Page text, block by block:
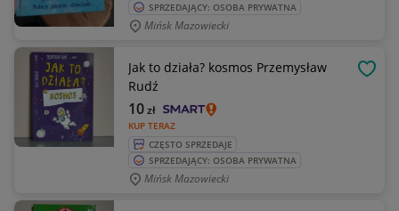
SPRZEDAJĄCY: OSOBA PRYWATNA
Mińsk Mazowiecki
Jak to działa? kosmos Przemysław
Rudź
KUP TERAZ
10zł
CZĘSTO SPRZEDAJE
SPRZEDAJĄCY: OSOBA PRYWATNA
Mińsk Mazowiecki